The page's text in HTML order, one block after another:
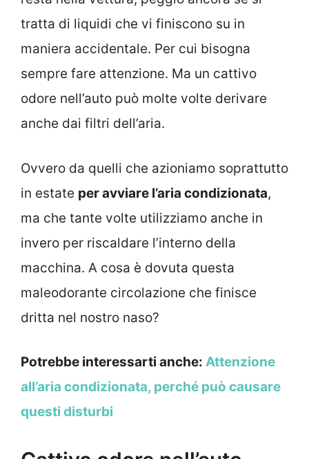
tratta di liquidi che vi finiscono su in
maniera accidentale. Per cui bisogna
sempre fare attenzione. Ma un cattivo
odore nell’auto può molte volte derivare
anche dai filtri dell’aria.
Ovvero da quelli che azioniamo soprattutto
in estate per avviare l’aria condizionata,
ma che tante volte utilizziamo anche in
invero per riscaldare l’interno della
macchina. A cosa è dovuta questa
maleodorante circolazione che finisce
dritta nel nostro naso?
Potrebbe interessarti anche: Attenzione
all’aria condizionata, perché può causare
questi disturbi